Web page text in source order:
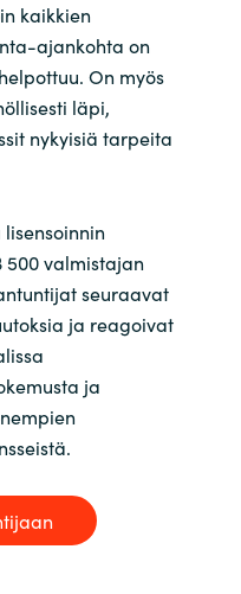
kaikkien
ajankohta on
On myös
läpi,
nykyisiä tarpeita
valmistajan
seuraavat
ja reagoivat
ja